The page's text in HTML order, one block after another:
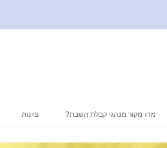
לתוכן
מהו מקור מנהגי קבלת השבת? ציונות